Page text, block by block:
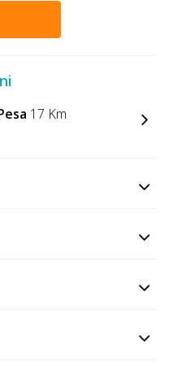
17 Km